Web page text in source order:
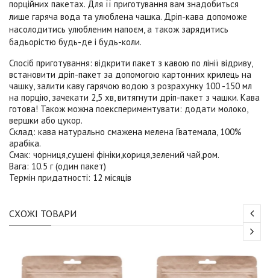
порційних пакетах. Для її приготування вам знадобиться
лише гаряча вода та улюблена чашка. Дріп-кава допоможе
насолодитись улюбленим напоєм, а також зарядитись
бадьорістю будь-де і будь-коли.
Спосіб приготування: відкрити пакет з кавою по лінії відриву,
встановити дріп-пакет за допомогою картонних крилець на
чашку, залити каву гарячою водою з розрахунку 100 -150 мл
на порцію, зачекати 2,5 хв, витягнути дріп-пакет з чашки. Кава
готова! Також можна поекспериментувати: додати молоко,
вершки або цукор.
Склад: кава натурально смажена мелена Гватемала, 100%
арабіка.
Смак: чорниця,сушені фініки,кориця,зелений чай,ром.
Вага: 10.5 г (один пакет)
Термін придатності: 12 місяців
СХОЖІ ТОВАРИ